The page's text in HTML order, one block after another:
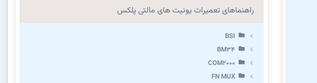
راهنماهای تعمیرات یونیت های مالتی پلکس
BSI
BM34
COM2000
FN MUX